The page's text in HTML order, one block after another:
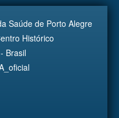
Saúde de Porto Alegre
Histórico
Brasil